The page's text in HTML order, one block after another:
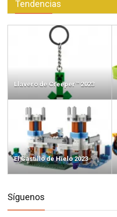
Tendencias
Llavero de Creeper™ 2023
El Castillo de Hielo 2023
Síguenos